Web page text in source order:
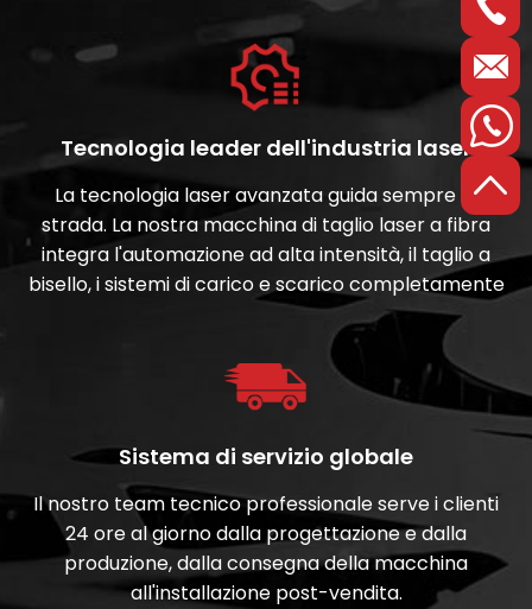
semplificiamo il processo di taglio e forniamo
continuamente ai clienti servizi personalizzati
perfetti.
Tecnologia leader dell'industria laser
La tecnologia laser avanzata guida sempre la
strada. La nostra macchina di taglio laser a fibra
integra l'automazione ad alta intensità, il taglio a
bisello, i sistemi di carico e scarico completamente
automatici e semiautomatici, risparmiando i costi
del lavoro per i clienti e migliorando notevolmente
l'efficienza del taglio laser a fibra.
Sistema di servizio globale
Il nostro team tecnico professionale serve i clienti
24 ore al giorno dalla progettazione e dalla
produzione, dalla consegna della macchina
all'installazione post-vendita.